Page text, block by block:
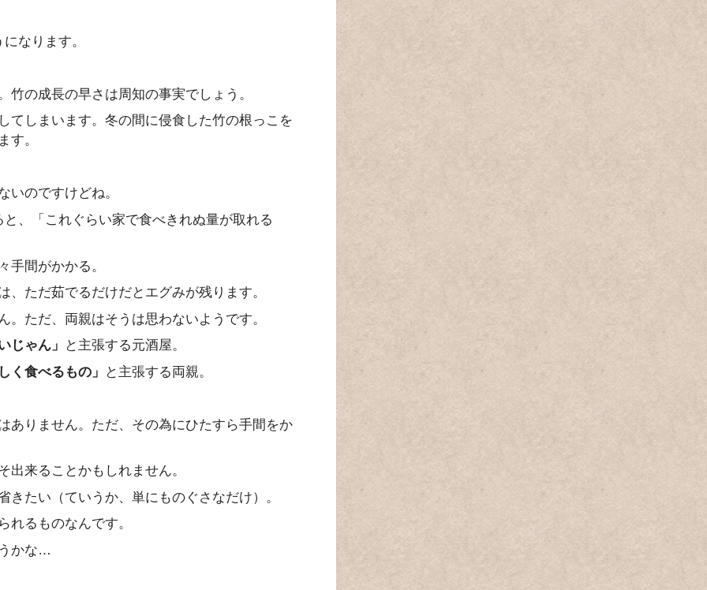
なります。
の成長の早さは周知の事実でしょう。
てしまいます。冬の間に侵食した竹の根っこを
す。
いのですけどね。
、「これぐらい家で食べきれぬ量が取れる
手間がかかる。
ただ茹でるだけだとエグみが残ります。
ただ、両親はそうは思わないようです。
じゃん」
と主張する元酒屋。
く食べるもの」
と主張する両親。
ありません。ただ、その為にひたすら手間をか
出来ることかもしれません。
たい（ていうか、単にものぐさなだけ）。
れるものなんです。
かな…